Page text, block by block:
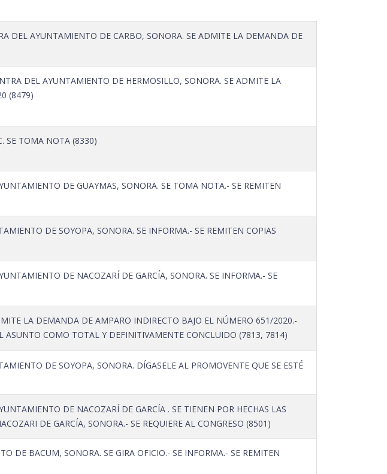
DEL AYUNTAMIENTO DE CARBO, SONORA. SE ADMITE LA DEMANDA DE
DEL AYUNTAMIENTO DE HERMOSILLO, SONORA. SE ADMITE LA
(8479)
SE TOMA NOTA (8330)
DE GUAYMAS, SONORA. SE TOMA NOTA.- SE REMITEN
DE SOYOPA, SONORA. SE INFORMA.- SE REMITEN COPIAS
DE NACOZARÍ DE GARCÍA, SONORA. SE INFORMA.- SE
LA DEMANDA DE AMPARO INDIRECTO BAJO EL NÚMERO 651/2020.-
ASUNTO COMO TOTAL Y DEFINITIVAMENTE CONCLUIDO (7813, 7814)
DE SOYOPA, SONORA. DÍGASELE AL PROMOVENTE QUE SE ESTÉ
DE NACOZARÍ DE GARCÍA . SE TIENEN POR HECHAS LAS
DE GARCÍA, SONORA.- SE REQUIERE AL CONGRESO (8501)
DE BACUM, SONORA. SE GIRA OFICIO.- SE INFORMA.- SE REMITEN